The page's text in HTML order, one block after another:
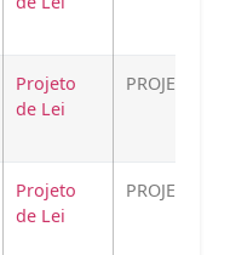
Projeto
de Lei
PROJETOS-
Projeto
de Lei
PROJETOS-